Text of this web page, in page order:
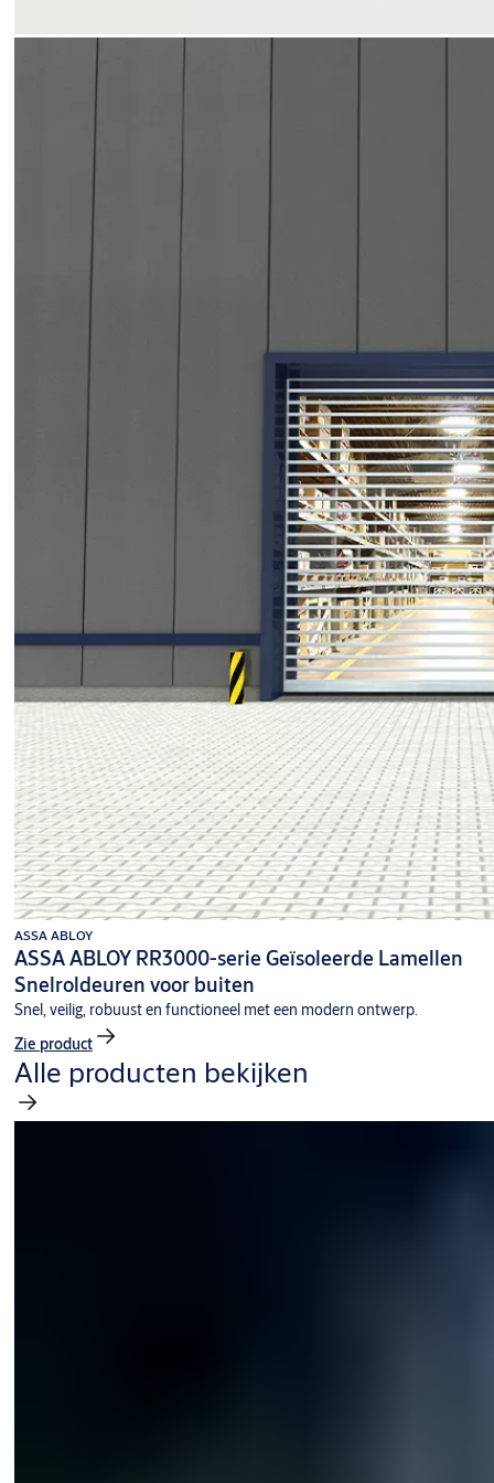
ASSA ABLOY
ASSA ABLOY RR3000-serie Geïsoleerde Lamellen
Snelroldeuren voor buiten
Snel, veilig, robuust en functioneel met een modern ontwerp.
Zie product
Alle producten bekijken